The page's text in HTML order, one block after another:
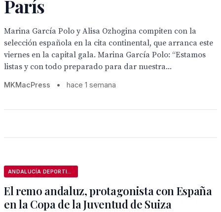
París
Marina García Polo y Alisa Ozhogina compiten con la
selección española en la cita continental, que arranca este
viernes en la capital gala. Marina García Polo: “Estamos
listas y con todo preparado para dar nuestra...
MKMacPress • hace 1 semana
El remo andaluz, protagonista con España
en la Copa de la Juventud de Suiza